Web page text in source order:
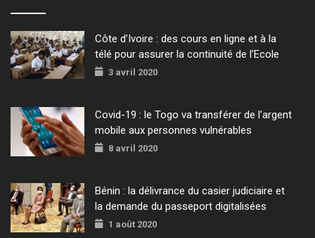
Côte d’Ivoire : des cours en ligne et à la
télé pour assurer la continuité de l’Ecole
3 avril 2020
Covid-19 : le Togo va transférer de l’argent
mobile aux personnes vulnérables
8 avril 2020
Bénin : la délivrance du casier judiciaire et
la demande du passeport digitalisées
1 août 2020